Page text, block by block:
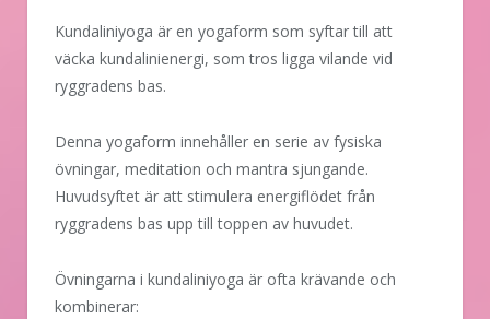
Kundaliniyoga är en yogaform som syftar till att
väcka kundalinienergi, som tros ligga vilande vid
ryggradens bas.
Denna yogaform innehåller en serie av fysiska
övningar, meditation och mantra sjungande.
Huvudsyftet är att stimulera energiflödet från
ryggradens bas upp till toppen av huvudet.
Övningarna i kundaliniyoga är ofta krävande och
kombinerar: